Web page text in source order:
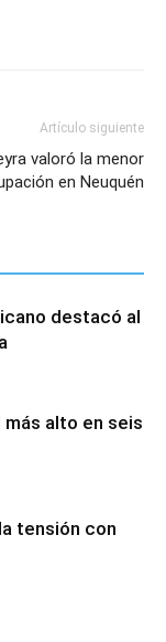
Artículo siguiente
valoró la menor
en Neuquén
destacó al
más alto en seis
tensión con